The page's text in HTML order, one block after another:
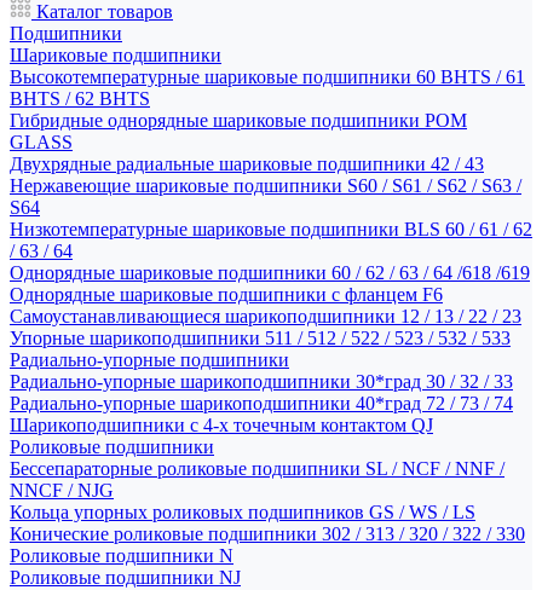
Каталог товаров
Подшипники
Шариковые подшипники
Высокотемпературные шариковые подшипники 60 BHTS / 61
BHTS / 62 BHTS
Гибридные однорядные шариковые подшипники POM
GLASS
Двухрядные радиальные шариковые подшипники 42 / 43
Нержавеющие шариковые подшипники S60 / S61 / S62 / S63 /
S64
Низкотемпературные шариковые подшипники BLS 60 / 61 / 62
/ 63 / 64
Однорядные шариковые подшипники 60 / 62 / 63 / 64 /618 /619
Однорядные шариковые подшипники с фланцем F6
Самоустанавливающиеся шарикоподшипники 12 / 13 / 22 / 23
Упорные шарикоподшипники 511 / 512 / 522 / 523 / 532 / 533
Радиально-упорные подшипники
Радиально-упорные шарикоподшипники 30*град 30 / 32 / 33
Радиально-упорные шарикоподшипники 40*град 72 / 73 / 74
Шарикоподшипники с 4-х точечным контактом QJ
Роликовые подшипники
Бессепараторные роликовые подшипники SL / NCF / NNF /
NNCF / NJG
Кольца упорных роликовых подшипников GS / WS / LS
Конические роликовые подшипники 302 / 313 / 320 / 322 / 330
Роликовые подшипники N
Роликовые подшипники NJ